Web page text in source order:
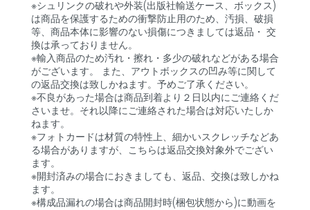
※シュリンクの破れや外装(出版社輸送ケース、ボックス)
は商品を保護するための衝撃防止用のため、汚損、破損
等、商品本体に影響のない損傷につきましては返品・ 交
換は承っておりません。
※輸入商品のため汚れ・擦れ・多少の破れなどがある場合
がございます。 また、アウトボックスの凹み等に関して
の返品交換は致しかねます。予めご了承ください。
※不良があった場合は商品到着より２日以内にご連絡くだ
さいませ。それ以降にご連絡された場合は対応いたしか
ねます。
※フォトカードは材質の特性上、細かいスクレッチなどあ
る場合がありますが、こちらは返品交換対象外でござい
ます。
※開封済みの場合におきましても、返品、交換は致しかね
ます。
※構成品漏れの場合は商品開封時(梱包状態から)に動画を